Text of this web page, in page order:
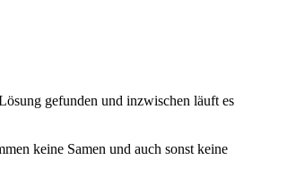
gefunden und inzwischen läuft es
keine Samen und auch sonst keine